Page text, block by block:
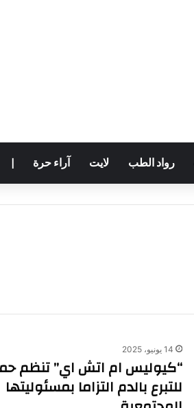
رواد الطب لايت آراء حرة
14 يونيو، 2025
“كيوليس ام اتش اي” تنظم
للتبرع بالدم التزاما بمسئوليتها